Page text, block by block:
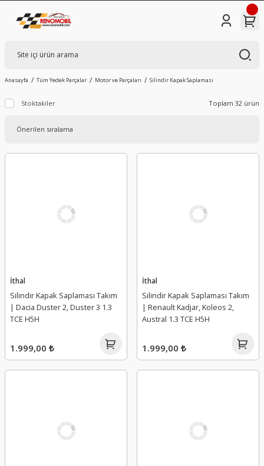
Anasayfa Tüm Yedek Parçalar Motor ve Parçaları Silindir Kapak Saplaması
Stoktakiler Toplam 32 ürün
İthal
Silindir Kapak Saplaması Takım
| Dacia Duster 2, Duster 3 1.3
TCE H5H
1.999,00 ₺
İthal
Silindir Kapak Saplaması Takım
| Renault Kadjar, Koleos 2,
Austral 1.3 TCE H5H
1.999,00 ₺